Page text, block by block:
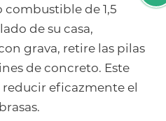
combustible de 1,5
de su casa,
grava, retire las pilas
de concreto. Este
eficazmente el